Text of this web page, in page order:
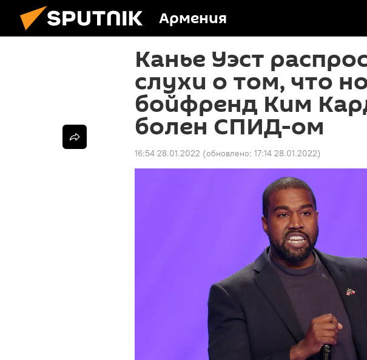
Армения
Канье Уэст
слухи о том, что
бойфренд Ким
болен СПИД-ом
16:54 28.01.2022 (обновлено: 17:14 28.01.2022)